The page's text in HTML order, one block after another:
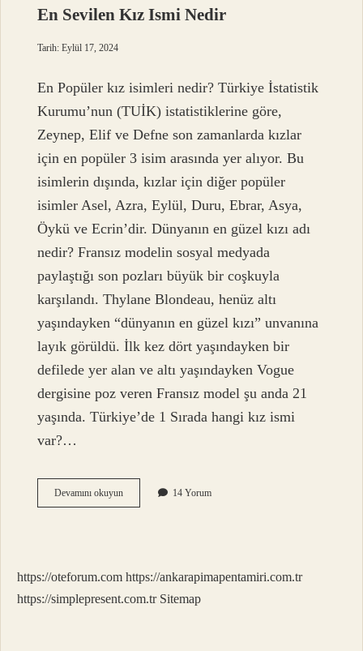
En Sevilen Kız Ismi Nedir
Tarih: Eylül 17, 2024
En Popüler kız isimleri nedir? Türkiye İstatistik
Kurumu’nun (TUİK) istatistiklerine göre,
Zeynep, Elif ve Defne son zamanlarda kızlar
için en popüler 3 isim arasında yer alıyor. Bu
isimlerin dışında, kızlar için diğer popüler
isimler Asel, Azra, Eylül, Duru, Ebrar, Asya,
Öykü ve Ecrin’dir. Dünyanın en güzel kızı adı
nedir? Fransız modelin sosyal medyada
paylaştığı son pozları büyük bir coşkuyla
karşılandı. Thylane Blondeau, henüz altı
yaşındayken “dünyanın en güzel kızı” unvanına
layık görüldü. İlk kez dört yaşındayken bir
defilede yer alan ve altı yaşındayken Vogue
dergisine poz veren Fransız model şu anda 21
yaşında. Türkiye’de 1 Sırada hangi kız ismi
var?…
Devamını okuyunEn
Sevilen
14 Yorum
https://oteforum.com https://ankarapimapentamiri.com.tr
https://simplepresent.com.tr Sitemap